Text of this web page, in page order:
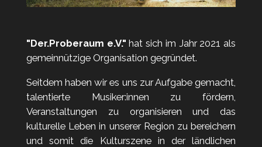
"Der.Proberaum e.V." hat sich im Jahr 2021 als
gemeinnützige Organisation gegründet.
Seitdem haben wir es uns zur Aufgabe gemacht,
talentierte Musiker:innen zu fördern,
Veranstaltungen zu organisieren und das
kulturelle Leben in unserer Region zu bereichern
und somit die Kulturszene in der ländlichen